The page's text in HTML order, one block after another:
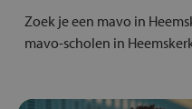
Zoek je een mavo in
mavo-scholen in